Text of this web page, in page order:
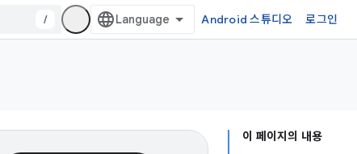
/ Android 스튜디오 로그인
이 페이지의 내용